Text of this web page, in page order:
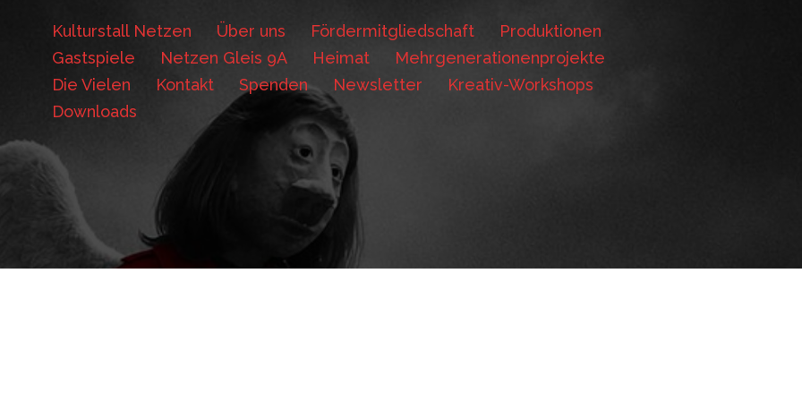
Kulturstall Netzen Über uns Fördermitgliedschaft
Produktionen
Gastspiele
Netzen Gleis 9A Heimat
Mehrgenerationenprojekte
Die Vielen
Kontakt Spenden Newsletter
Kreativ-Workshops
Downloads